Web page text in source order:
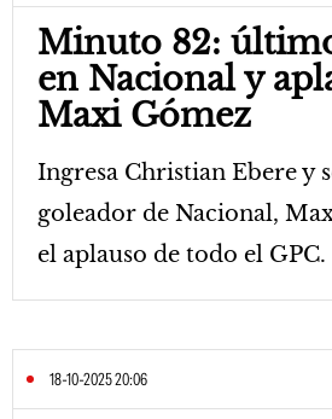
Minuto 82:
en Nacional y
Maxi Gómez
Ingresa Christian Ebere y
goleador de Nacional,
el aplauso de todo el GPC.
18-10-2025 20:06